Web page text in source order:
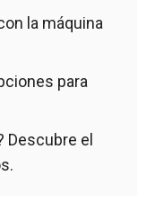
la máquina
para
Descubre el